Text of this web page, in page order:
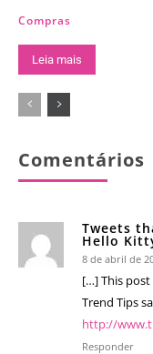
Compras
Leia mais
Comentários
Tweets
Hello
8 de abril de
[…] This
Trend Tips
http://
Responder